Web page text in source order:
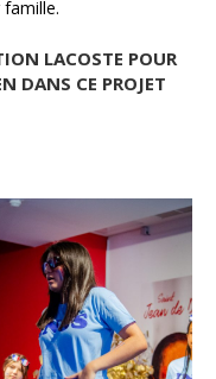
LACOSTE POUR
DANS CE PROJET